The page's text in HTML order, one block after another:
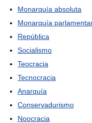
Monarquía absoluta
Monarquía
República
Socialismo
Teocracia
Tecnocracia
Anarquía
Conservadurismo
Noocracia